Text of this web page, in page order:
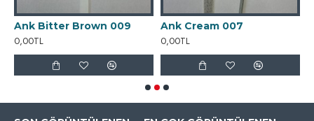
Ank Bitter Brown 009
0,00TL
Ank Cream 007
0,00TL